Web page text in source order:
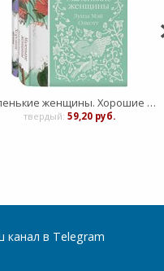
Маленькие женщины. Хорошие жёны (комплект из 2-х книг)
твердый: 59,20 руб.
канал в Telegram